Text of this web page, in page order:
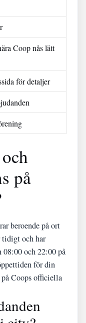
Coop nås lätt
för detaljer
på
beroende på ort
och har
08:00 och 22:00 på
för din
Coops officiella